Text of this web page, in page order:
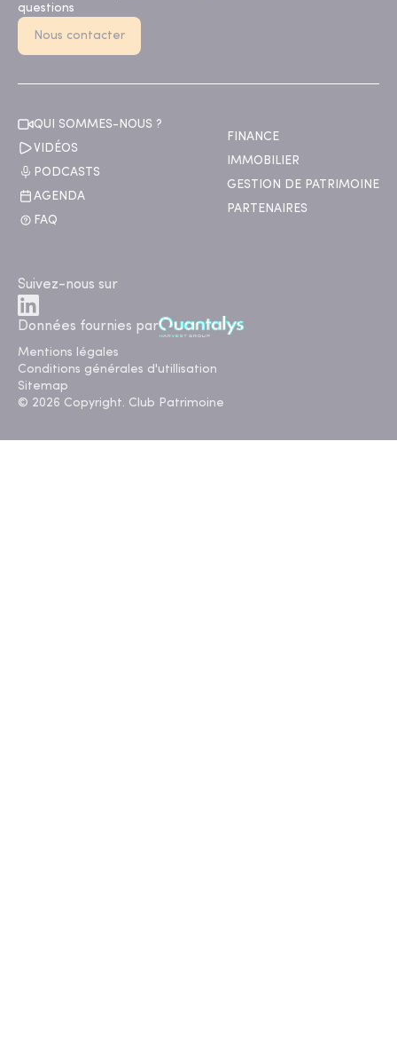
questions
Nous contacter
QUI SOMMES-NOUS ?
VIDÉOS
PODCASTS
AGENDA
FAQ
FINANCE
IMMOBILIER
GESTION DE PATRIMOINE
PARTENAIRES
Suivez-nous sur
Données fournies par
Mentions légales
Conditions générales d'utillisation
Sitemap
© 2026 Copyright. Club Patrimoine